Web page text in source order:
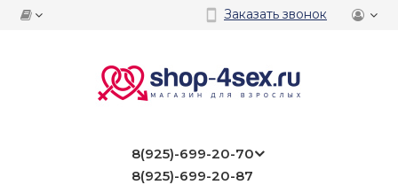
Заказать звонок
8(925)-699-20-70
8(925)-699-20-87